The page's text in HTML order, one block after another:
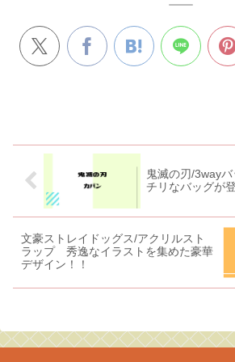
鬼滅の刃/3way
チリなバッグが登
文豪ストレイドッグス/アクリルスト
ラップ 秀逸なイラストを集めた豪華
デザイン！！